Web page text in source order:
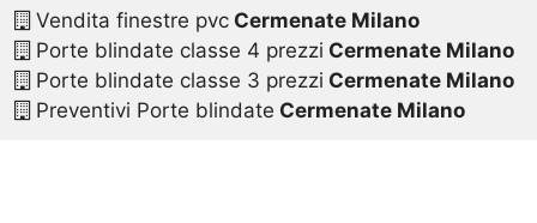
Vendita finestre pvcCermenate Milano
Porte blindate classe 4 prezzi Cermenate Milano
Porte blindate classe 3 prezzi Cermenate Milano
Preventivi Porte blindate Cermenate Milano